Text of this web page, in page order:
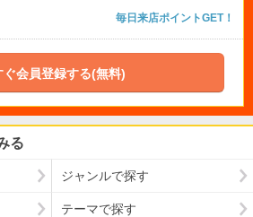
毎日来店ポイントGET！
ぐ会員登録する(無料)
る
ジャンルで探す
テーマで探す